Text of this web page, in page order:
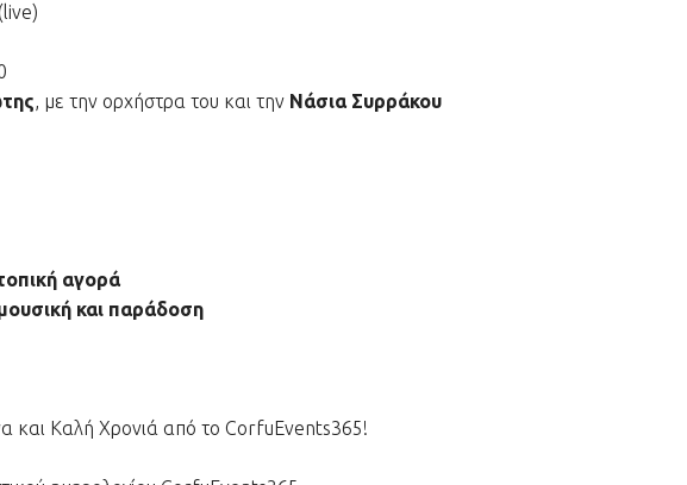
, με την ορχήστρα του και την Νάσια Συρράκου
αγορά
και παράδοση
και Καλή Χρονιά από το CorfuEvents365!